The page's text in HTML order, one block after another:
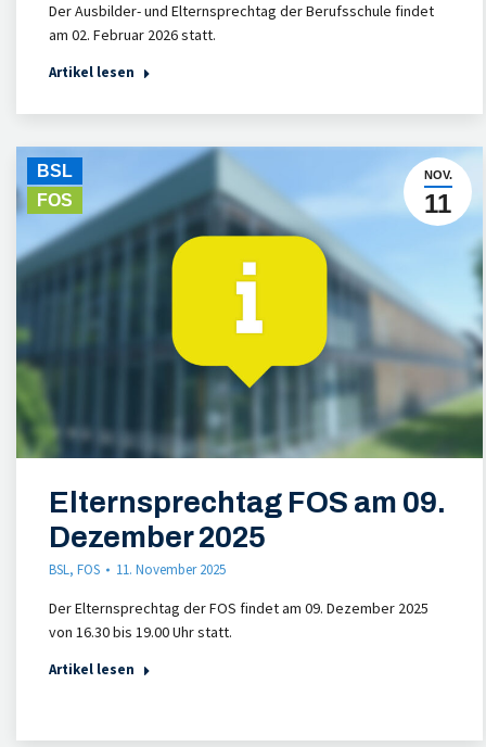
Der Ausbilder- und Elternsprechtag der Berufsschule findet
am 02. Februar 2026 statt.
Artikel lesen
NOV.
11
BSL
FOS
Elternsprechtag FOS am 09.
Dezember 2025
BSL, FOS 11. November 2025
Der Elternsprechtag der FOS findet am 09. Dezember 2025
von 16.30 bis 19.00 Uhr statt.
Artikel lesen